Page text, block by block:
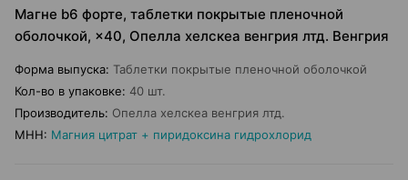
Магне b6 форте, таблетки покрытые пленочной
оболочкой, ×40, Опелла хелскеа венгрия лтд. Венгрия
Форма выпуска: Таблетки покрытые пленочной оболочкой
Кол-во в упаковке: 40 шт.
Производитель: Опелла хелскеа венгрия лтд.
МНН: Магния цитрат + пиридоксина гидрохлорид